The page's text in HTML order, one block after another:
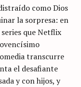
como Dios
la sorpresa: en
que Netflix
transcurre
el desafiante
y con hijos, y